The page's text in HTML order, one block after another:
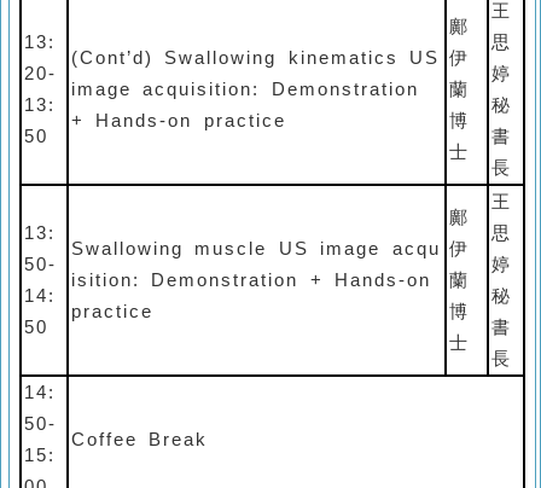
13:
20-
13:
50
(Cont’d) Swallowing kinematics US
image acquisition: Demonstration
+ Hands-on practice
鄺
伊
蘭
博
士
王
思
婷
秘
書
長
13:
50-
14:
50
Swallowing muscle US image acqu
isition: Demonstration + Hands-on
practice
鄺
伊
蘭
博
士
王
思
婷
秘
書
長
14:
50-
15:
Coffee Break